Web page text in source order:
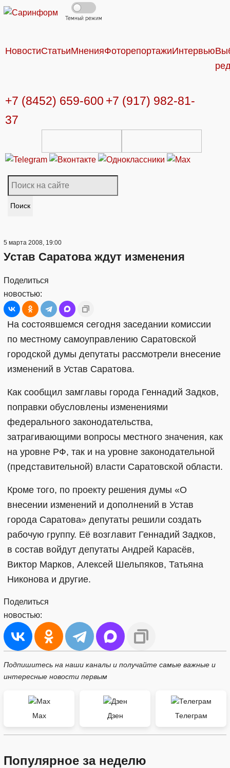
Темный режим
НовостиСтатьиМненияФоторепортажиИнтервью
+7 (8452) 659-600 +7 (917) 982-81-
37
Поиск
5 марта 2008, 19:00
Устав Саратова ждут изменения
Поделиться
новостью:
На состоявшемся сегодня заседании комиссии
по местному самоуправлению Саратовской
городской думы депутаты рассмотрели внесение
изменений в Устав Саратова.
Как сообщил замглавы города Геннадий Задков,
поправки обусловлены изменениями
федерального законодательства,
затрагивающими вопросы местного значения, как
на уровне РФ, так и на уровне законодательной
(представительной) власти Саратовской области.
Кроме того, по проекту решения думы «О
внесении изменений и дополнений в Устав
города Саратова» депутаты решили создать
рабочую группу. Её возглавит Геннадий Задков,
в состав войдут депутаты Андрей Карасёв,
Виктор Марков, Алексей Шельпяков, Татьяна
Никонова и другие.
Поделиться
новостью:
Подпишитесь на наши каналы и получайте самые важные и
интересные новости первым
Max Дзен Телеграм
Популярное за неделю